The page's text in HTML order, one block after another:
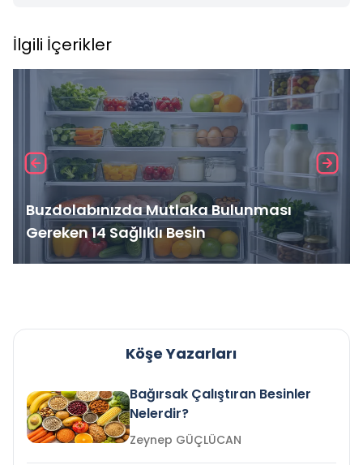
İlgili İçerikler
Buzdolabınızda Mutlaka Bulunması
Gereken 14 Sağlıklı Besin
Köşe Yazarları
Bağırsak Çalıştıran Besinler
Nelerdir?
Zeynep GÜÇLÜCAN